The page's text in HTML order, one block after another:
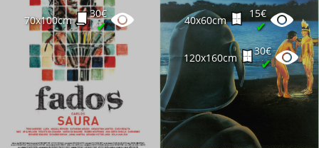
70x100cm
30€
✔ 40x60cm
15€
✔
120x160cm
30€
✔